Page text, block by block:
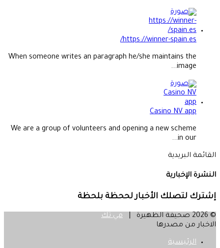
https://winner-spain.es/
When someone writes an paragraph he/she maintains the
image...
Casino NV app
We are a group of volunteers and opening a new scheme
in our...
القائمة البريدية
النشرة الإخبارية
إشترك لتصلك الأخبار لححظة بلحظة
© 2026 صحيفة الظهيرة |
مي تك
الاخبار من مصدرها
الرئيسية